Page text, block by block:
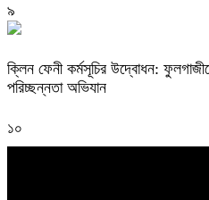
৯
ক্লিন ফেনী কর্মসূচির উদ্বোধন:
পরিচ্ছন্নতা অভিযান
১০